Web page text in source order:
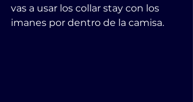
vas a usar los collar stay con los
imanes por dentro de la camisa.